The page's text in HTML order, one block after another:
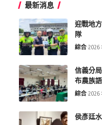
最新消息
迎戰地
隊
綜合 2026
信義分
布農族
綜合 2026
侯彥廷